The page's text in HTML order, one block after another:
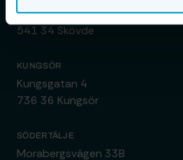
Norra Aspelundsvägen 9
541 34 Skövde
KUNGSÖR
Kungsgatan 4
736 36 Kungsör
SÖDERTÄLJE
Morabergsvägen 33B